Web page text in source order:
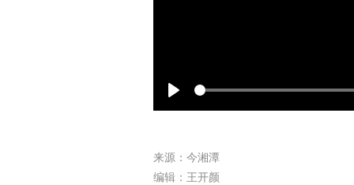
Play
来源：今湘潭
编辑：王开颜